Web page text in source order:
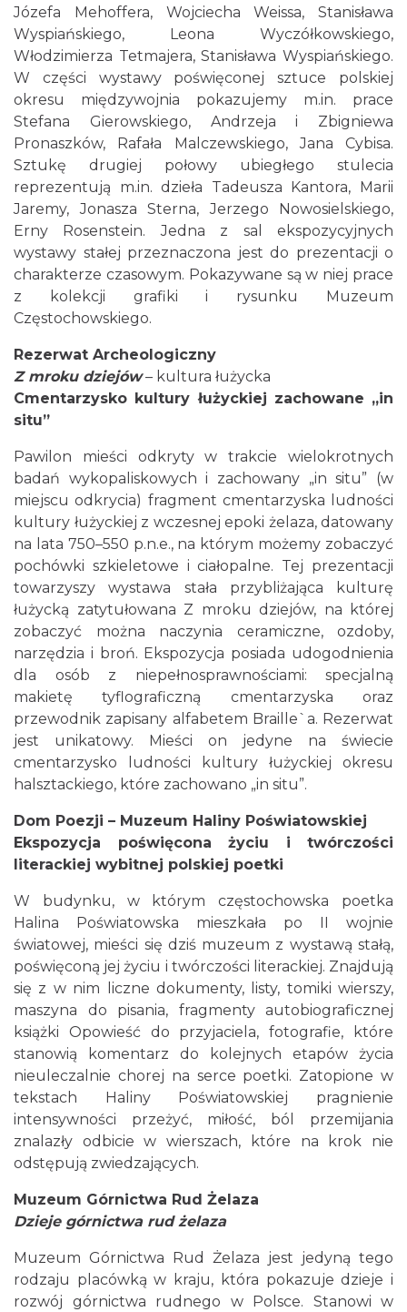
Józefa Mehoffera, Wojciecha Weissa, Stanisława
Wyspiańskiego, Leona Wyczółkowskiego,
Włodzimierza Tetmajera, Stanisława Wyspiańskiego.
W części wystawy poświęconej sztuce polskiej
okresu międzywojnia pokazujemy m.in. prace
Stefana Gierowskiego, Andrzeja i Zbigniewa
Pronaszków, Rafała Malczewskiego, Jana Cybisa.
Sztukę drugiej połowy ubiegłego stulecia
reprezentują m.in. dzieła Tadeusza Kantora, Marii
Jaremy, Jonasza Sterna, Jerzego Nowosielskiego,
Erny Rosenstein. Jedna z sal ekspozycyjnych
wystawy stałej przeznaczona jest do prezentacji o
charakterze czasowym. Pokazywane są w niej prace
z kolekcji grafiki i rysunku Muzeum
Częstochowskiego.
Rezerwat Archeologiczny
Z mroku dziejów– kultura łużycka
Cmentarzysko kultury łużyckiej zachowane „in
situ”
Pawilon mieści odkryty w trakcie wielokrotnych
badań wykopaliskowych i zachowany „in situ” (w
miejscu odkrycia) fragment cmentarzyska ludności
kultury łużyckiej z wczesnej epoki żelaza, datowany
na lata 750–550 p.n.e., na którym możemy zobaczyć
pochówki szkieletowe i ciałopalne. Tej prezentacji
towarzyszy wystawa stała przybliżająca kulturę
łużycką zatytułowana Z mroku dziejów, na której
zobaczyć można naczynia ceramiczne, ozdoby,
narzędzia i broń. Ekspozycja posiada udogodnienia
dla osób z niepełnosprawnościami: specjalną
makietę tyflograficzną cmentarzyska oraz
przewodnik zapisany alfabetem Braille`a. Rezerwat
jest unikatowy. Mieści on jedyne na świecie
cmentarzysko ludności kultury łużyckiej okresu
halsztackiego, które zachowano „in situ”.
Dom Poezji – Muzeum Haliny Poświatowskiej
Ekspozycja poświęcona życiu i twórczości
literackiej wybitnej polskiej poetki
W budynku, w którym częstochowska poetka
Halina Poświatowska mieszkała po II wojnie
światowej, mieści się dziś muzeum z wystawą stałą,
poświęconą jej życiu i twórczości literackiej. Znajdują
się z w nim liczne dokumenty, listy, tomiki wierszy,
maszyna do pisania, fragmenty autobiograficznej
książki Opowieść do przyjaciela, fotografie, które
stanowią komentarz do kolejnych etapów życia
nieuleczalnie chorej na serce poetki. Zatopione w
tekstach Haliny Poświatowskiej pragnienie
intensywności przeżyć, miłość, ból przemijania
znalazły odbicie w wierszach, które na krok nie
odstępują zwiedzających.
Muzeum Górnictwa Rud Żelaza
Dzieje górnictwa rud żelaza
Muzeum Górnictwa Rud Żelaza jest jedyną tego
rodzaju placówką w kraju, która pokazuje dzieje i
rozwój górnictwa rudnego w Polsce. Stanowi w